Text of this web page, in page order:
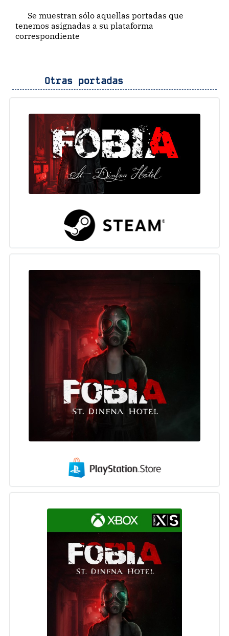
Se muestran sólo aquellas portadas que
tenemos asignadas a su plataforma
correspondiente
Otras portadas